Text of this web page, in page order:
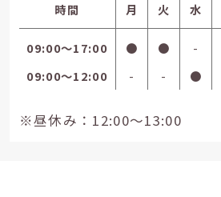
時間 月 火 水
09:00〜17:00 ● ● -
09:00〜12:00
- - ●
※昼休み：12:00～13:00